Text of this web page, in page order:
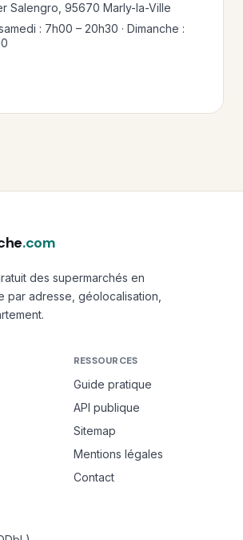
Salengro, 95670 Marly-la-Ville
: 7h00 – 20h30 · Dimanche :
.com
des supermarchés en
par adresse, géolocalisation,
RESSOURCES
Guide pratique
API publique
Sitemap
Mentions légales
Contact